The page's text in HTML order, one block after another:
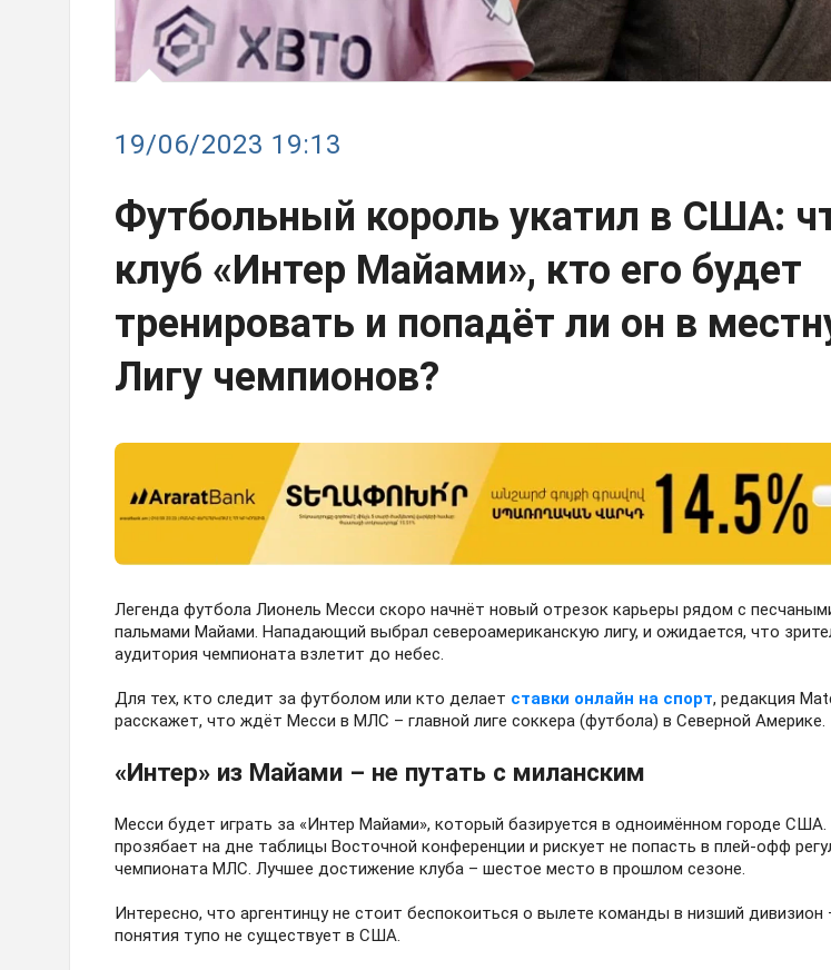
19/06/2023 19:13
Футбольный король укатил в США:
клуб «Интер Майами», кто его будет
тренировать и попадёт ли он в
Лигу чемпионов?
Легенда футбола Лионель Месси скоро начнёт новый отрезок карьеры рядом с
пальмами Майами. Нападающий выбрал североамериканскую лигу, и ожидается, что
аудитория чемпионата взлетит до небес.
Для тех, кто следит за футболом или кто делает ставки онлайн на спорт, редакция
расскажет, что ждёт Месси в МЛС – главной лиге соккера (футбола) в Северной Америке.
«Интер» из Майами – не путать с миланским
Месси будет играть за «Интер Майами», который базируется в одноимённом городе
прозябает на дне таблицы Восточной конференции и рискует не попасть в плей-офф
чемпионата МЛС. Лучшее достижение клуба – шестое место в прошлом сезоне.
Интересно, что аргентинцу не стоит беспокоиться о вылете команды в низший дивизион
понятия тупо не существует в США.